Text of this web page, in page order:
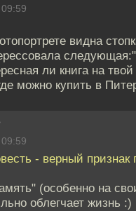
видна
ли книга на твой
можно купить в
- верный признак
(особенно на
облегчает жизнь :)